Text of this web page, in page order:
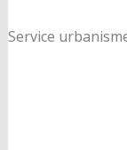
Service